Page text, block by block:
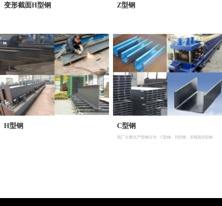
变形截面H型钢 Z型钢
H型钢 C型钢
我厂主要生产型钢分为：C型钢、H型钢、变截面H型钢